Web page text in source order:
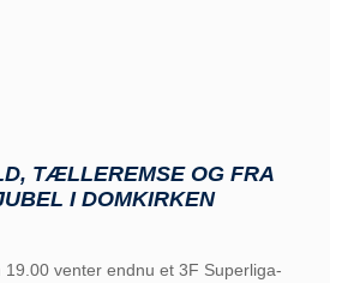
TÆLLEREMSE OG FRA
I DOMKIRKEN
venter endnu et 3F Superliga-